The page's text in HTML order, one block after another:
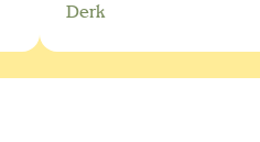
Derk